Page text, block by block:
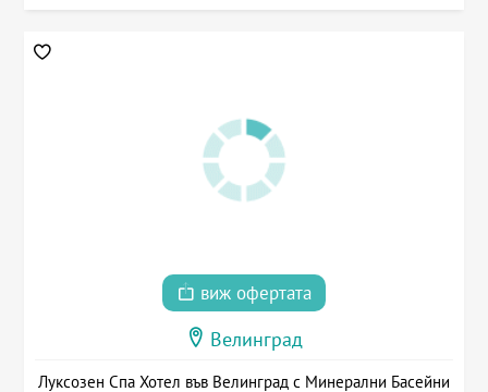
виж офертата
Велинград
Луксозен Спа Хотел във Велинград с Минерални Басейни